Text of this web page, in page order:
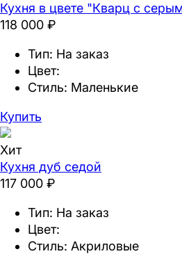
Кухня в цвете "Кварц с
118 000 ₽
Тип: На заказ
Цвет:
Стиль: Маленькие
Купить
Хит
Кухня дуб седой
117 000 ₽
Тип: На заказ
Цвет:
Стиль: Акриловые